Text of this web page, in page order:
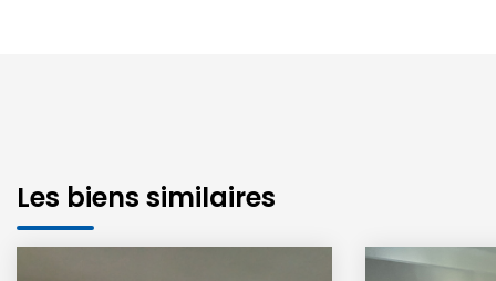
Les biens similaires